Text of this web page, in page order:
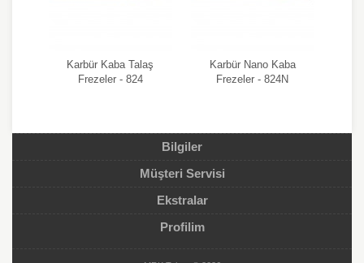
Karbür Kaba Talaş
Frezeler - 824
Karbür Nano Kaba
Frezeler - 824N
Bilgiler
Müşteri Servisi
Ekstralar
Profilim